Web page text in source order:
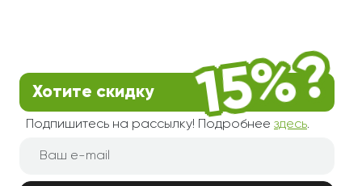
Хотите скидку
Подпишитесь на рассылку! Подробнее здесь.